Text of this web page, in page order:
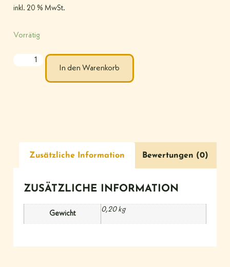
inkl. 20 % MwSt.
Vorrätig
In den Warenkorb
Zusätzliche Information Bewertungen (0)
ZUSÄTZLICHE INFORMATION
Gewicht
0,20 kg